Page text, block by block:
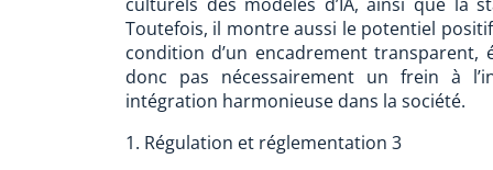
Toutefois, il montre aussi le potentiel
condition d’un encadrement transparent,
donc pas nécessairement un frein à
intégration harmonieuse dans la société.
1. Régulation et réglementation 3